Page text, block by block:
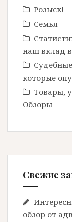
Розыск!
Семья
наш вклад
которые
Товары,
Обзоры
Свежие
обзор от